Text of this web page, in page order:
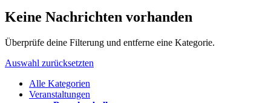
Keine Nachrichten vorhanden
Überprüfe deine Filterung und entferne eine Kategorie.
Auswahl zurücksetzten
Alle Kategorien
Veranstaltungen